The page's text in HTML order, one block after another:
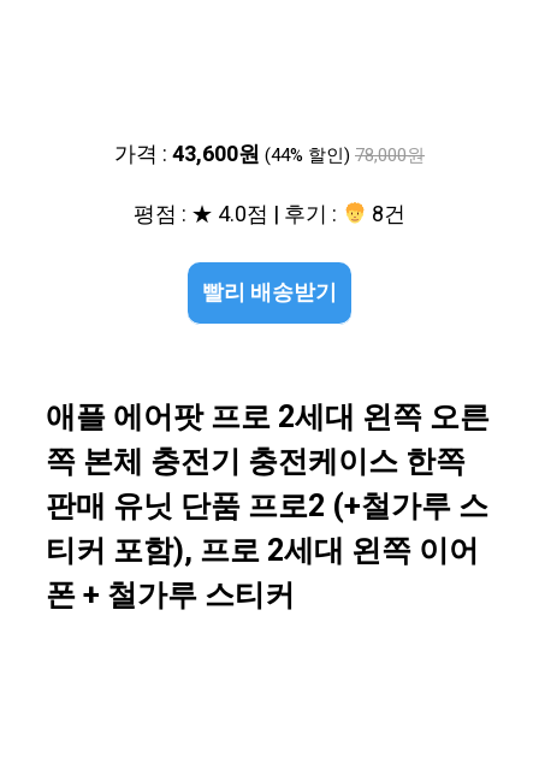
가격 :43,600원 (44% 할인) 78,000원
평점 : ★ 4.0점 | 후기 : 8건
빨리 배송받기
애플 에어팟 프로 2세대 왼쪽 오른
쪽 본체 충전기 충전케이스 한쪽
판매 유닛 단품 프로2 (+철가루 스
티커 포함), 프로 2세대 왼쪽 이어
폰 + 철가루 스티커